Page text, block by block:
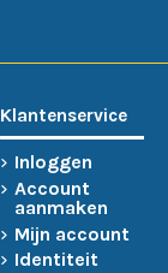
Klantenservice
Inloggen
Account
aanmaken
Mijn account
Identiteit